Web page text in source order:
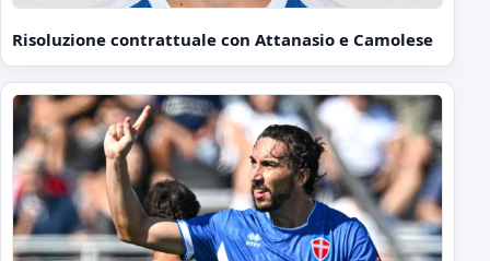
Risoluzione contrattuale con Attanasio e Camolese